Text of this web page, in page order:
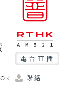
電台直播
聯絡